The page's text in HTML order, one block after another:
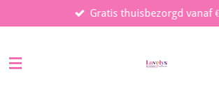
direct
de
Gratis thuisbezorgd vanaf